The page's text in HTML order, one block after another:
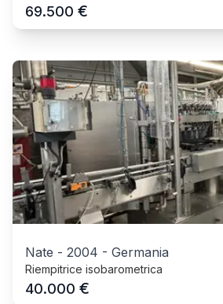
69.500 €
Nate - 2004 - Germania
Riempitrice isobarometrica
40.000 €